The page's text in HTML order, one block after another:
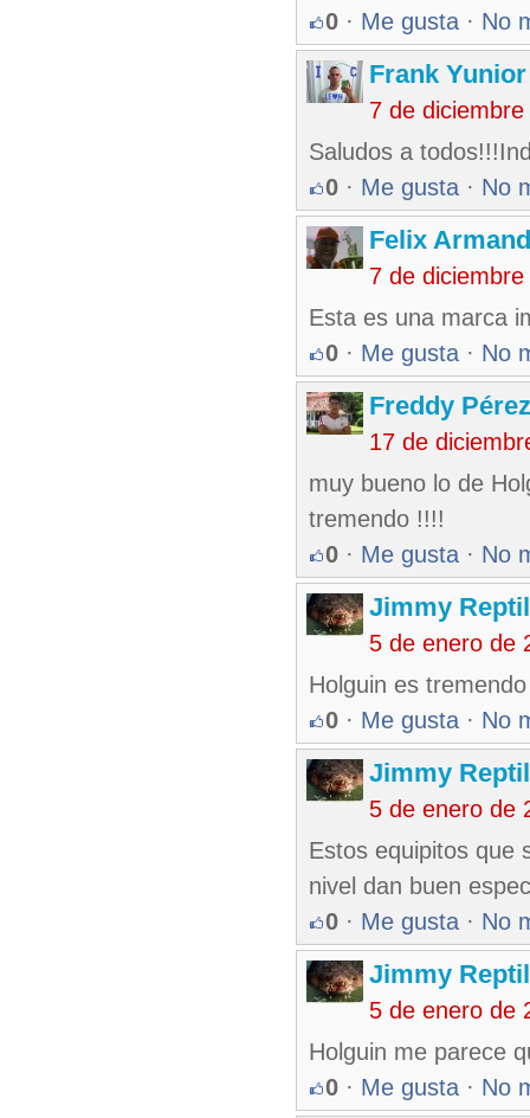
0 · Me gusta · No
Frank
7 de
Saludos a
0 · Me gusta · No
Felix
7 de
Esta es una marca
0 · Me gusta · No
Freddy
17 de
muy bueno lo de
tremendo !!!!
0 · Me gusta · No
Jimmy
5 de enero de
Holguin es
0 · Me gusta · No
Jimmy
5 de enero de
Estos equipitos que
nivel dan buen
0 · Me gusta · No
Jimmy
5 de enero de
Holguin me parece
0 · Me gusta · No